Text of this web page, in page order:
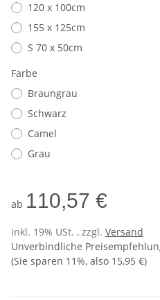
120 x 100cm
155 x 125cm
S 70 x 50cm
Farbe
Braungrau
Schwarz
Camel
Grau
ab 110,57 €
inkl. 19% USt. , zzgl. Versand
Unverbindliche
(Sie sparen 11%, also 15,95 €)